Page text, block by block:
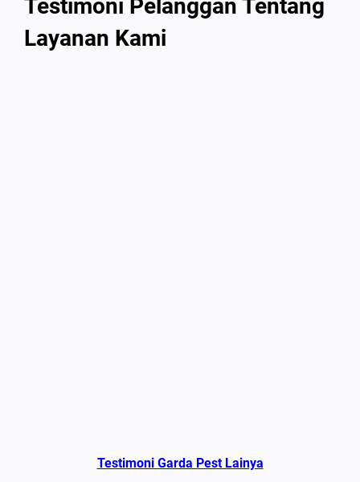
Testimoni Pelanggan Tentang
Layanan Kami
Testimoni Garda Pest Lainya